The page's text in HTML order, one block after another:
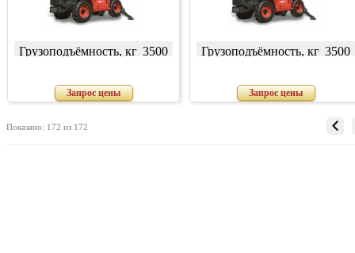
Грузоподъёмность, кг 3500
Запрос цены
Грузоподъёмность, кг 3500
Запрос цены
Показано: 172 из 172